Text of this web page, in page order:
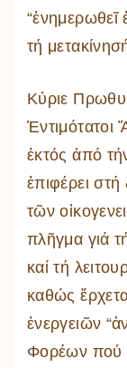
τή
Κύριε
Ἐντιμότατοι
ἐκτός ἀπό
ἐπιφέρει
τῶν
πλῆγμα γιά
καί τή
καθώς
ἐνεργειῶν
Φορέων πού